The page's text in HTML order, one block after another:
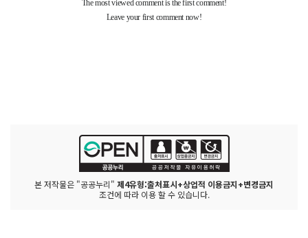
본 저작물은 "공공누리" 제4유형:출처표시+상업적 이용금지+변경금지
조건에 따라 이용 할 수 있습니다.